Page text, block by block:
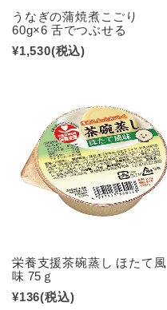
うなぎの蒲焼煮こごり
60g×6 舌でつぶせる
¥1,530(税込)
栄養支援茶碗蒸し ほたて風
味 75ｇ
¥136(税込)